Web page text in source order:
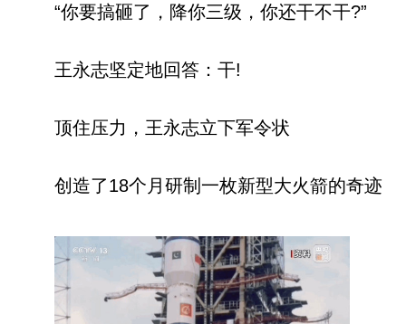
“你要搞砸了，降你三级，你还干不干?”
王永志坚定地回答：干!
顶住压力，王永志立下军令状
创造了18个月研制一枚新型大火箭的奇迹